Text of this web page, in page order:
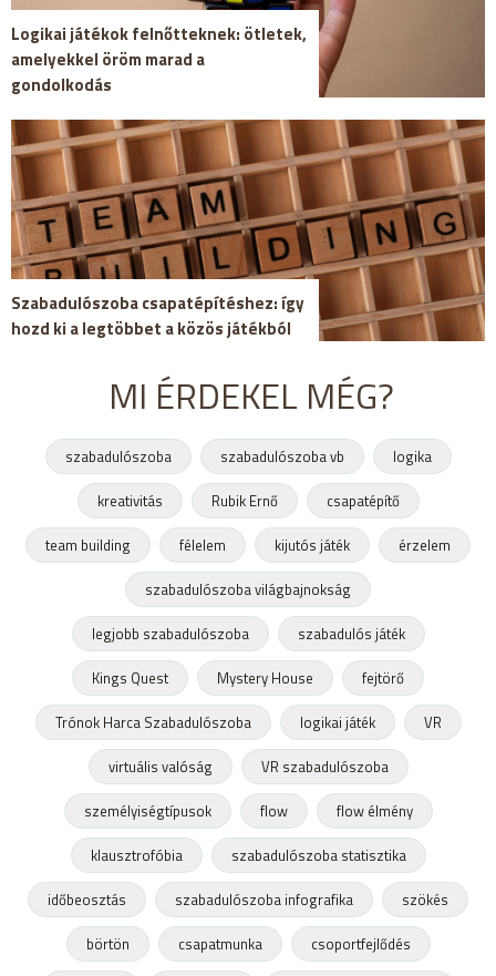
Logikai játékok felnőtteknek: ötletek,
amelyekkel öröm marad a
gondolkodás
Szabadulószoba csapatépítéshez: így
hozd ki a legtöbbet a közös játékból
MI ÉRDEKEL MÉG?
szabadulószoba szabadulószoba vb
logika
kreativitás
Rubik Ernő
csapatépítő
team building
félelem kijutós játék
érzelem
szabadulószoba világbajnokság
legjobb szabadulószoba
szabadulós játék
Kings Quest
Mystery House
fejtörő
Trónok Harca Szabadulószoba
logikai játék
VR
virtuális valóság
VR szabadulószoba
személyiségtípusok
flow
flow élmény
klausztrofóbia
szabadulószoba statisztika
időbeosztás
szabadulószoba infografika
szökés
börtön
csapatmunka
csoportfejlődés